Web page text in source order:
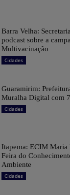
Barra Velha:
podcast sobre a
Multivacinação
Cidades
Guaramirim:
Muralha Digital com
Cidades
Itapema: ECIM Maria
Feira do
Ambiente
Cidades